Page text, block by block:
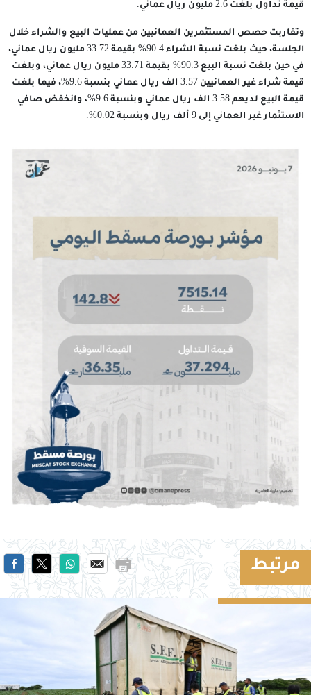
قيمة تداول بلغت 2.6 مليون ريال عماني.
وتقاربت حصص المستثمرين العمانيين من عمليات البيع والشراء خلال
الجلسة، حيث بلغت نسبة الشراء 90.4% بقيمة 33.72 مليون ريال عماني،
في حين بلغت نسبة البيع 90.3% بقيمة 33.71 مليون ريال عماني، وبلغت
قيمة شراء غير العمانيين 3.57 الف ريال عماني بنسبة 9.6%، فيما بلغت
قيمة البيع لديهم 3.58 الف ريال عماني وبنسبة 9.6%، وانخفض صافي
الاستثمار غير العماني إلى 9 ألف ريال وبنسبة 0.02%.
مرتبط